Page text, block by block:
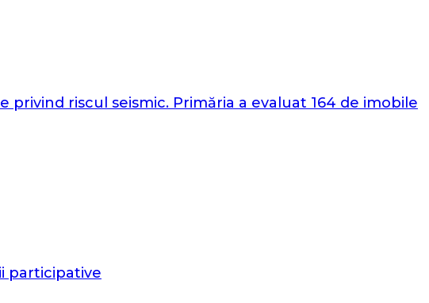
privind riscul seismic. Primăria a evaluat 164 de imobile
participative